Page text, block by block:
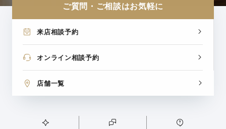
ご質問・ご相談はお気軽に
来店相談予約
オンライン相談予約
店舗一覧